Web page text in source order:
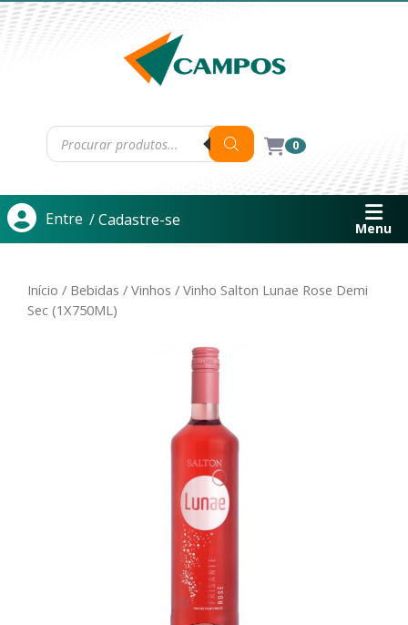
0
Entre / Cadastre-se Menu
Início / Bebidas / Vinhos / Vinho Salton Lunae Rose Demi
Sec (1X750ML)